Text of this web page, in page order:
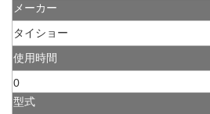
メーカー
タイショー
使用時間
0
型式